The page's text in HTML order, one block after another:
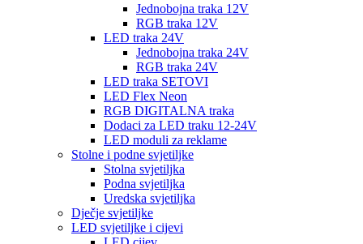
Jednobojna traka 12V
RGB traka 12V
LED traka 24V
Jednobojna traka 24V
RGB traka 24V
LED traka SETOVI
LED Flex Neon
RGB DIGITALNA traka
Dodaci za LED traku 12-24V
LED moduli za reklame
Stolne i podne svjetiljke
Stolna svjetiljka
Podna svjetiljka
Uredska svjetiljka
Dječje svjetiljke
LED svjetiljke i cijevi